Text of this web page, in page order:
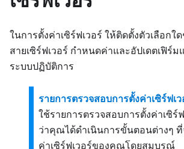
ในการตั้งค่าเซิร์ฟเวอร์ ให้ติดตั้งตัวเลือก
สายเซิร์ฟเวอร์ กำหนดค่าและอัปเดตเฟิร์
ระบบปฏิบัติการ
รายการตรวจสอบการตั้งค่าเซิร์ฟเว
ใช้รายการตรวจสอบการตั้งค่าเซิร์
ว่าคุณได้ดำเนินการขั้นตอนต่างๆ ที่
ค่าเซิร์ฟเวอร์ของคุณโดยสมบูรณ์